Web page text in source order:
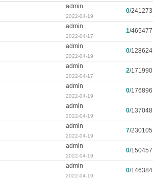
admin
2022-04-19
0/241273
admin
2022-04-17
1/465477
admin
2022-04-19
0/128624
admin
2022-04-17
2/171990
admin
2022-04-19
0/176896
admin
2022-04-19
0/137048
admin
2022-04-19
7/230105
admin
2022-04-19
0/150457
admin
2022-04-19
0/146384